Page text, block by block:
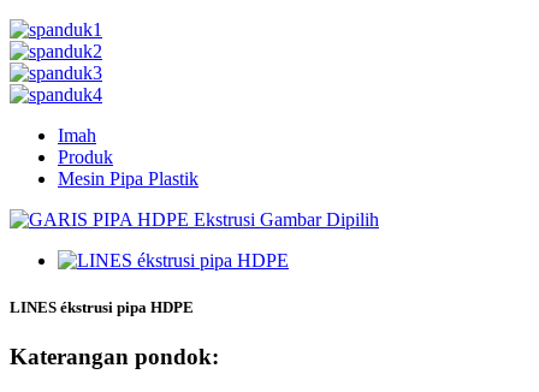
Imah
Produk
Mesin Pipa Plastik
LINES ékstrusi pipa HDPE
Katerangan pondok: